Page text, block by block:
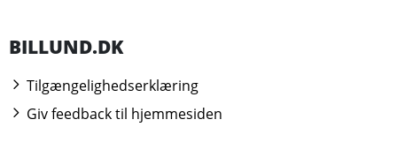
BILLUND.DK
Tilgængelighedserklæring
Giv feedback til hjemmesiden